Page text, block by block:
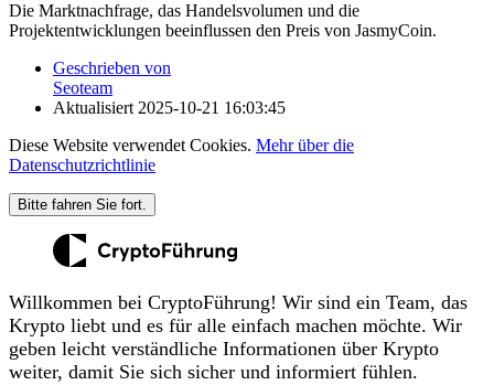
Die Marktnachfrage, das Handelsvolumen und die
Projektentwicklungen beeinflussen den Preis von JasmyCoin.
Geschrieben von
Seoteam
Aktualisiert 2025-10-21 16:03:45
Diese Website verwendet Cookies. Mehr über die
Datenschutzrichtlinie
Bitte fahren Sie fort.
Willkommen bei CryptoFührung! Wir sind ein Team, das
Krypto liebt und es für alle einfach machen möchte. Wir
geben leicht verständliche Informationen über Krypto
weiter, damit Sie sich sicher und informiert fühlen.